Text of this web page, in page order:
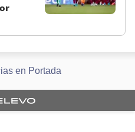
en Portada